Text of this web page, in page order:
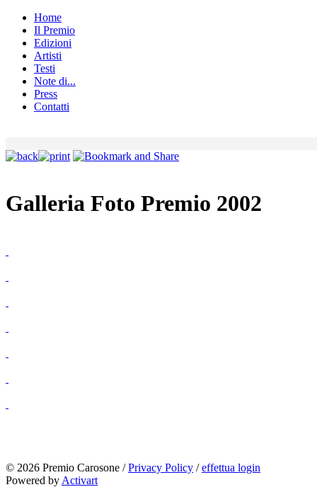
Home
Il Premio
Edizioni
Artisti
Testi
Note di...
Press
Contatti
Galleria Foto Premio 2002
© 2026 Premio Carosone /Privacy Policy /effettua login
Powered by Activart